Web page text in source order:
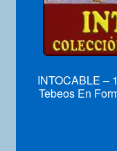
INTOCABLE –
Tebeos En